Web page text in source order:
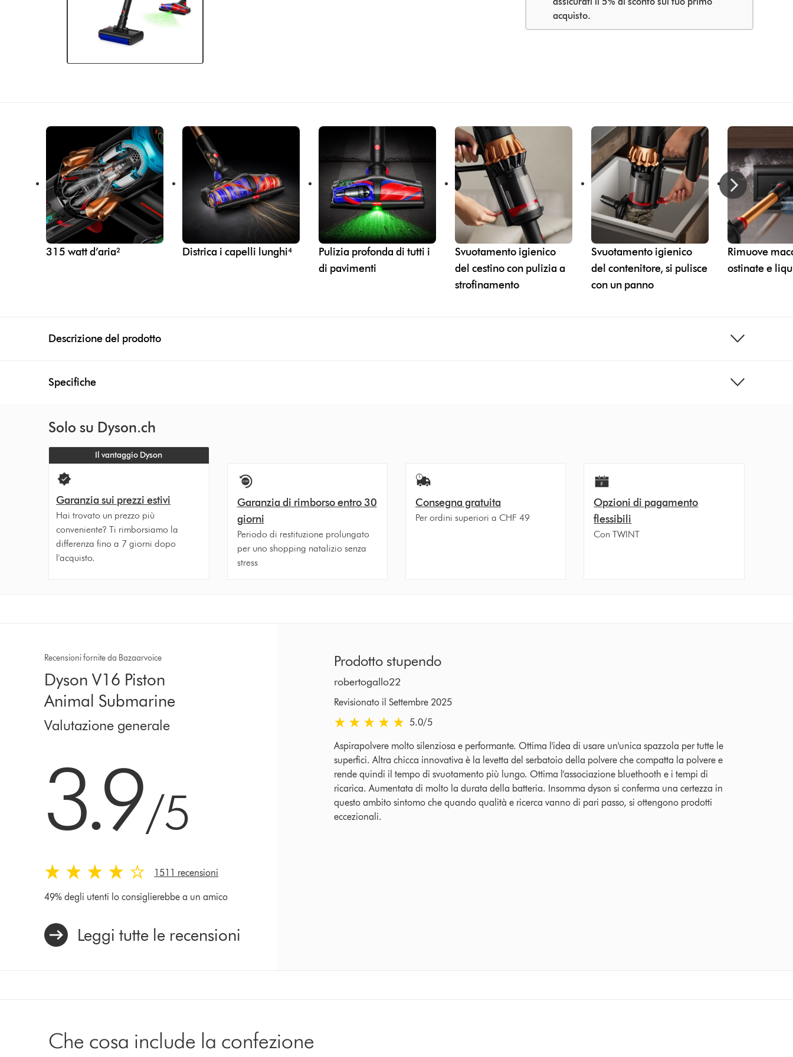
acquisto.
315 watt d’aria² Districa i capelli lunghi⁴
Pulizia profonda di tutti i
di pavimenti
Svuotamento igienico
del cestino con pulizia a
strofinamento
Svuotamento igienico
del contenitore, si pulisce
con un panno
Rimuove
ostinate e
Descrizione del prodotto
Specifiche
Solo su Dyson.ch
Il vantaggio Dyson
Garanzia sui prezzi estivi
Hai trovato un prezzo più
conveniente? Ti rimborsiamo la
differenza fino a 7 giorni dopo
l'acquisto.
Garanzia di rimborso entro 30
giorni
Periodo di restituzione prolungato
per uno shopping natalizio senza
stress
Consegna gratuita
Per ordini superiori a CHF 49
Opzioni di pagamento
flessibili
Con TWINT
Recensioni fornite da Bazaarvoice
Dyson V16 Piston
Animal Submarine
Valutazione generale
3.9/5
1511 recensioni
49% degli utenti lo consiglierebbe a un amico
Leggi tutte le recensioni
Prodotto stupendo
robertogallo22
Revisionato il Settembre 2025
5.0 stars out of 5 from Revisionato il Settembre 2025 recensioni
5.0/5
Aspirapolvere molto silenziosa e performante. Ottima l'idea di usare un'unica spazzola per tutte le
superfici. Altra chicca innovativa è la levetta del serbatoio della polvere che compatta la polvere e
rende quindi il tempo di svuotamento più lungo. Ottima l'associazione bluethooth e i tempi di
ricarica. Aumentata di molto la durata della batteria. Insomma dyson si conferma una certezza in
questo ambito sintomo che quando qualità e ricerca vanno di pari passo, si ottengono prodotti
eccezionali.
Che cosa include la confezione